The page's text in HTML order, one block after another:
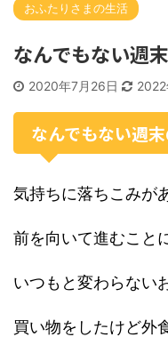
おふたりさまの生活
なんでもない週
2020年7月26日
なんでもない週
気持ちに落ちこみが
前を向いて進むこと
いつもと変わらない
買い物をしたけど外